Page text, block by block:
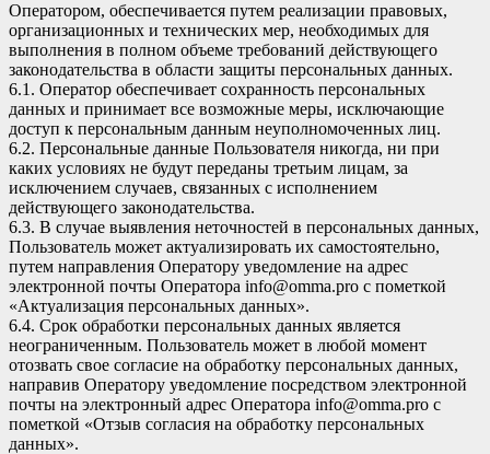
Оператором, обеспечивается путем реализации правовых,
организационных и технических мер, необходимых для
выполнения в полном объеме требований действующего
законодательства в области защиты персональных данных.
6.1. Оператор обеспечивает сохранность персональных
данных и принимает все возможные меры, исключающие
доступ к персональным данным неуполномоченных лиц.
6.2. Персональные данные Пользователя никогда, ни при
каких условиях не будут переданы третьим лицам, за
исключением случаев, связанных с исполнением
действующего законодательства.
6.3. В случае выявления неточностей в персональных данных,
Пользователь может актуализировать их самостоятельно,
путем направления Оператору уведомление на адрес
электронной почты Оператора info@omma.pro с пометкой
«Актуализация персональных данных».
6.4. Срок обработки персональных данных является
неограниченным. Пользователь может в любой момент
отозвать свое согласие на обработку персональных данных,
направив Оператору уведомление посредством электронной
почты на электронный адрес Оператора info@omma.pro с
пометкой «Отзыв согласия на обработку персональных
данных».